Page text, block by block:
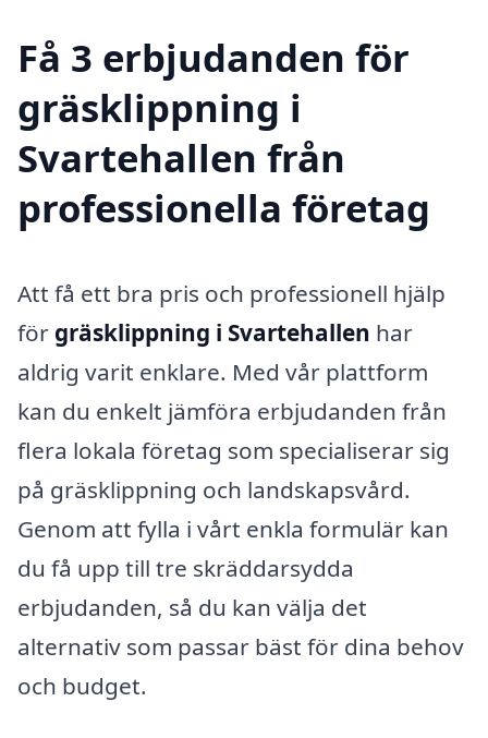
Få 3 erbjudanden för
gräsklippning i
Svartehallen från
professionella företag
Att få ett bra pris och professionell hjälp
för gräsklippning i Svartehallen har
aldrig varit enklare. Med vår plattform
kan du enkelt jämföra erbjudanden från
flera lokala företag som specialiserar sig
på gräsklippning och landskapsvård.
Genom att fylla i vårt enkla formulär kan
du få upp till tre skräddarsydda
erbjudanden, så du kan välja det
alternativ som passar bäst för dina behov
och budget.